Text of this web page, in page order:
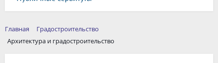
Главная
Градостроительство
Архитектура и градостроительство